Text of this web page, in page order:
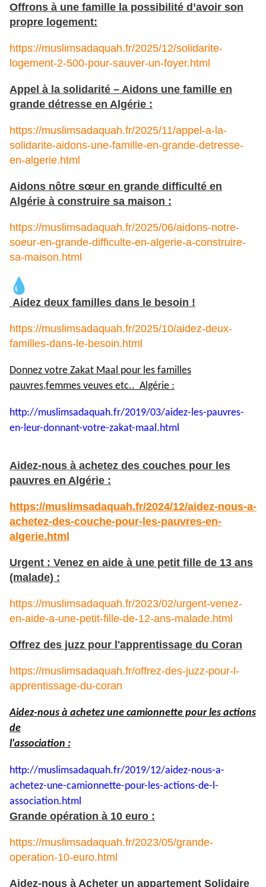
Offrons à une famille la possibilité d’avoir son
propre logement:
https://muslimsadaquah.fr/2025/12/solidarite-
logement-2-500-pour-sauver-un-foyer.html
Appel à la solidarité – Aidons une famille en
grande détresse en Algérie :
https://muslimsadaquah.fr/2025/11/appel-a-la-
solidarite-aidons-une-famille-en-grande-detresse-
en-algerie.html
Aidons nôtre sœur en grande difficulté en
Algérie à construire sa maison :
https://muslimsadaquah.fr/2025/06/aidons-notre-
soeur-en-grande-difficulte-en-algerie-a-construire-
sa-maison.html
Aidez deux familles dans le besoin !
https://muslimsadaquah.fr/2025/10/aidez-deux-
familles-dans-le-besoin.html
Donnez votre Zakat Maal pour les familles
pauvres,femmes veuves etc.. Algérie :
http://muslimsadaquah.fr/2019/03/aidez-les-pauvres-
en-leur-donnant-votre-zakat-maal.html
Aidez-nous à achetez des couches pour les
pauvres en Algérie :
https://muslimsadaquah.fr/2024/12/aidez-nous-a-
achetez-des-couche-pour-les-pauvres-en-
algerie.html
Urgent : Venez en aide à une petit fille de 13 ans
(malade) :
https://muslimsadaquah.fr/2023/02/urgent-venez-
en-aide-a-une-petit-fille-de-12-ans-malade.html
Offrez des juzz pour l'apprentissage du Coran
https://muslimsadaquah.fr/offrez-des-juzz-pour-l-
apprentissage-du-coran
Aidez-nous à achetez une camionnette pour les actions
de
l'association :
http://muslimsadaquah.fr/2019/12/aidez-nous-a-
achetez-une-camionnette-pour-les-actions-de-l-
association.html
Grande opération à 10 euro :
https://muslimsadaquah.fr/2023/05/grande-
operation-10-euro.html
Aidez-nous à Acheter un appartement Solidaire